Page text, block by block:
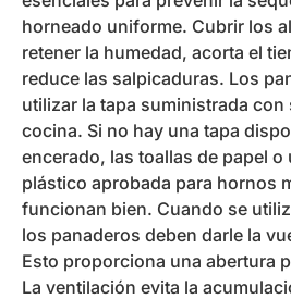
horneado uniforme. Cubrir los
retener la humedad, acorta el
reduce las salpicaduras. Los
utilizar la tapa suministrada
cocina. Si no hay una tapa
encerado, las toallas de papel o
plástico aprobada para hornos
funcionan bien. Cuando se
los panaderos deben darle la
Esto proporciona una abertura
La ventilación evita la